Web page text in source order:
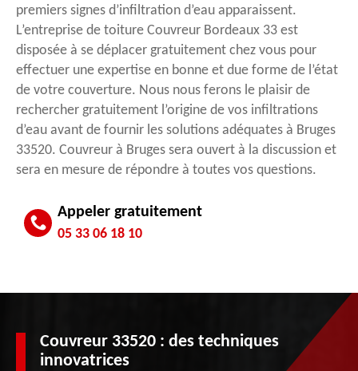
premiers signes d’infiltration d’eau apparaissent.
L’entreprise de toiture Couvreur Bordeaux 33 est
disposée à se déplacer gratuitement chez vous pour
effectuer une expertise en bonne et due forme de l’état
de votre couverture. Nous nous ferons le plaisir de
rechercher gratuitement l’origine de vos infiltrations
d’eau avant de fournir les solutions adéquates à Bruges
33520. Couvreur à Bruges sera ouvert à la discussion et
sera en mesure de répondre à toutes vos questions.
Appeler gratuitement
05 33 06 18 10
Couvreur 33520 : des techniques
innovatrices